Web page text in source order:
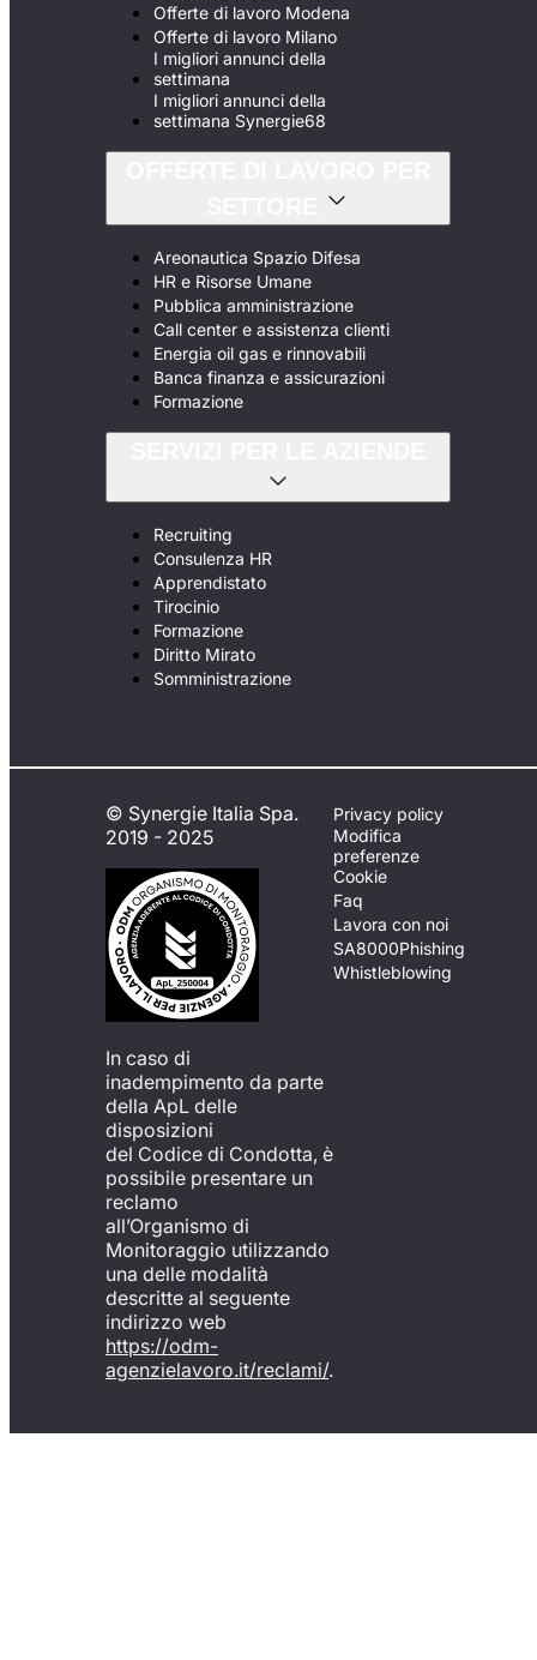
Offerte di lavoro Modena
Offerte di lavoro Milano
I migliori annunci della
settimana
I migliori annunci della
settimana Synergie68
Areonautica Spazio Difesa
HR e Risorse Umane
Pubblica amministrazione
Call center e assistenza clienti
Energia oil gas e rinnovabili
Banca finanza e assicurazioni
Formazione
Recruiting
Consulenza HR
Apprendistato
Tirocinio
Formazione
Diritto Mirato
Somministrazione
© Synergie Italia Spa.
2019 - 2025
In caso di
inadempimento da parte
della ApL delle
disposizioni
del Codice di Condotta, è
possibile presentare un
reclamo
all’Organismo di
Monitoraggio utilizzando
una delle modalità
descritte al seguente
indirizzo web
https://odm-
agenzielavoro.it/reclami/.
Privacy policy
Modifica
preferenze
Cookie
Faq
Lavora con noi
SA8000Phishing
Whistleblowing